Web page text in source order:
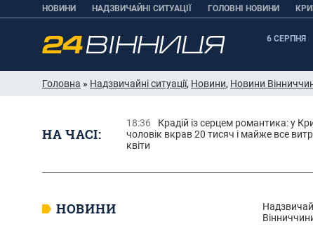
НОВИНИ НАДЗВИЧАЙНІ СИТУАЦІЇ ГОЛОВНІ НОВИНИ
6 СЕРПНЯ
Головна » Надзвичайні ситуації, Новини, Новини
НА ЧАСІ:
18:36
Крадій із серцем романтика: у
чоловік вкрав 20 тисяч і майже все
квіти
НОВИНИ